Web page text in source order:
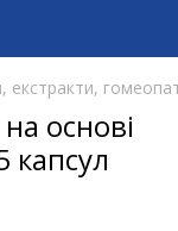
екстракти,
основі
капсул